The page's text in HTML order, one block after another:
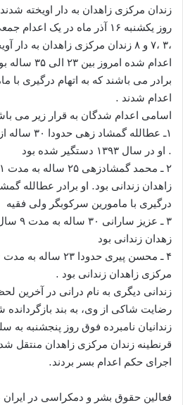
زندان مرکزی زاهدان به دار اویخته
،۳ ،۷ و ۸ زندان مرکزی زاهدان به
برادر می باشند که به اتهام درگیری با
اعدام شدند .
اسامی اعدام شدگان به قرار زیر می
. او در سال ۱۳۹۳ دستگیر شده بود
زاهدان زندانی بود. او برادر عطالله
درگیری با مامورین سرکوبگر ولی فقیه
زهدان زندانی بود
مرکزی زاهدان زندانی بود .
زندانی دیگری به نام درانی در آخرین
رضایت شاکی از وی، به بند بازگردانده
زندانیان نامبرده فوق روز پنجشنبه به
قرنطینه زندان مرکزی زاهدان منتقل
اجرای حکم اعدام بسر بردند.
فعالین حقوق بشر و دمکراسی در